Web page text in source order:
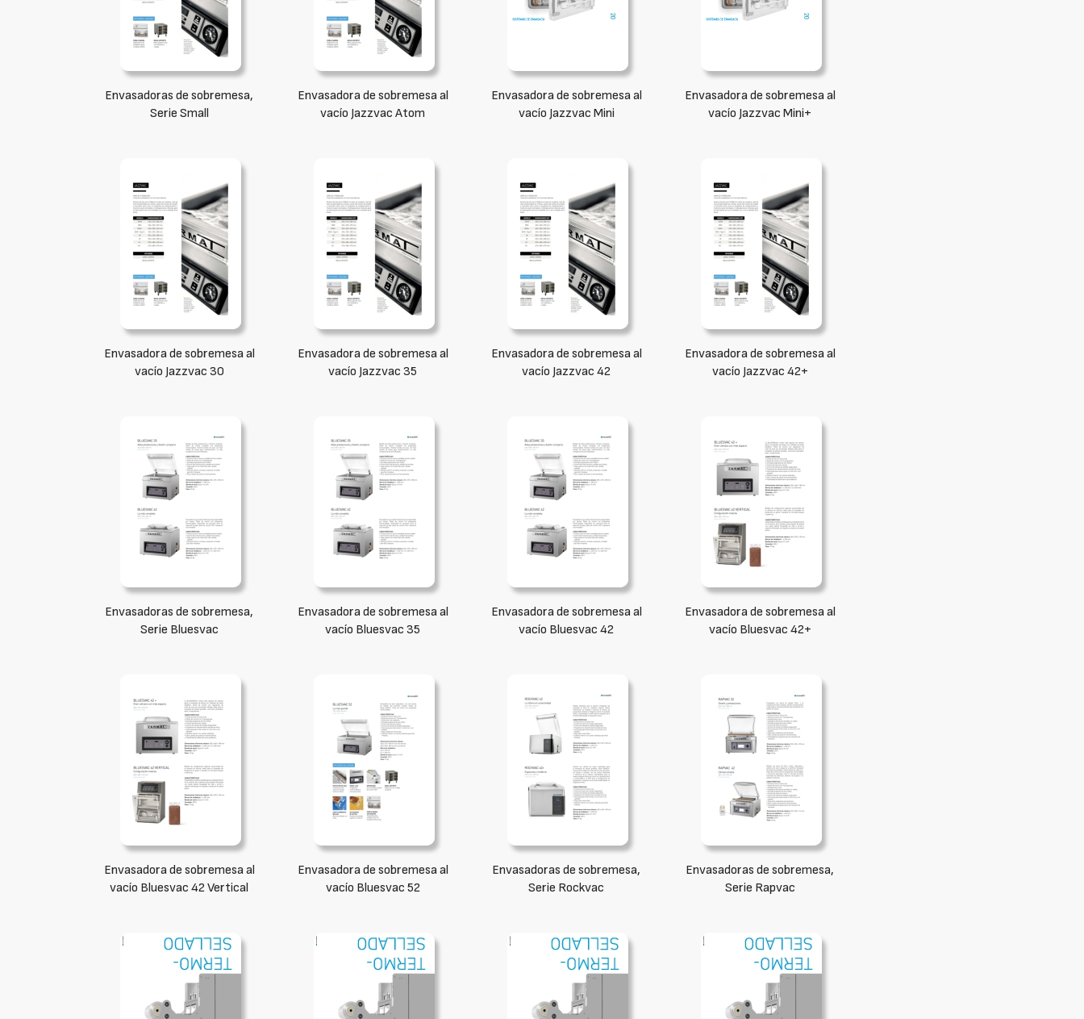
Envasadoras de sobremesa,
Serie Small
Envasadora de sobremesa al
vacío Jazzvac Atom
Envasadora de sobremesa al
vacío Jazzvac Mini
Envasadora de sobremesa al
vacío Jazzvac Mini+
Envasadora de sobremesa al
vacío Jazzvac 30
Envasadora de sobremesa al
vacío Jazzvac 35
Envasadora de sobremesa al
vacío Jazzvac 42
Envasadora de sobremesa al
vacío Jazzvac 42+
Envasadoras de sobremesa,
Serie Bluesvac
Envasadora de sobremesa al
vacío Bluesvac 35
Envasadora de sobremesa al
vacío Bluesvac 42
Envasadora de sobremesa al
vacío Bluesvac 42+
Envasadora de sobremesa al
vacío Bluesvac 42 Vertical
Envasadora de sobremesa al
vacío Bluesvac 52
Envasadoras de sobremesa,
Serie Rockvac
Envasadoras de sobremesa,
Serie Rapvac